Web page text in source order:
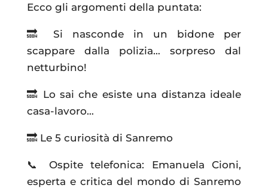
Ecco gli argomenti della puntata:
🔜 Si nasconde in un bidone per
scappare dalla polizia… sorpreso dal
netturbino!
🔜 Lo sai che esiste una distanza ideale
casa-lavoro…
🔜 Le 5 curiosità di Sanremo
📞 Ospite telefonica: Emanuela Cioni,
esperta e critica del mondo di Sanremo